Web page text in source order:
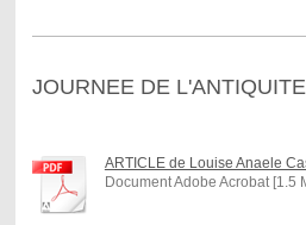
JOURNEE DE L'ANTIQUITE
ARTICLE de Louise Anaele
Document Adobe Acrobat [1.5